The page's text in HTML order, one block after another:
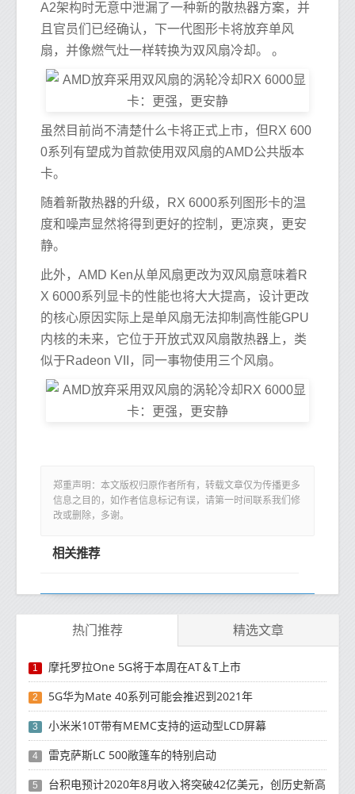
A2架构时无意中泄漏了一种新的散热器方案，并
且官员们已经确认，下一代图形卡将放弃单风
扇，并像燃气灶一样转换为双风扇冷却。 。
虽然目前尚不清楚什么卡将正式上市，但RX 600
0系列有望成为首款使用双风扇的AMD公共版本
卡。
随着新散热器的升级，RX 6000系列图形卡的温
度和噪声显然将得到更好的控制，更凉爽，更安
静。
此外，AMD Ken从单风扇更改为双风扇意味着R
X 6000系列显卡的性能也将大大提高，设计更改
的核心原因实际上是单风扇无法抑制高性能GPU
内核的未来，它位于开放式双风扇散热器上，类
似于Radeon VII，同一事物使用三个风扇。
郑重声明：本文版权归原作者所有，转载文章仅为传播更多
信息之目的，如作者信息标记有误，请第一时间联系我们修
改或删除，多谢。
相关推荐
热门推荐 精选文章
1 摩托罗拉One 5G将于本周在AT＆T上市
2 5G华为Mate 40系列可能会推迟到2021年
3 小米米10T带有MEMC支持的运动型LCD屏幕
4 雷克萨斯LC 500敞篷车的特别启动
5 台积电预计2020年8月收入将突破42亿美元，创历史新高